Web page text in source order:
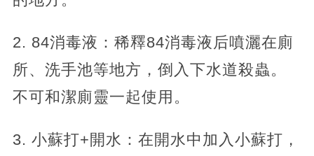
2. 84消毒液：稀釋84消毒液后噴灑在廁
所、洗手池等地方，倒入下水道殺蟲。
不可和潔廁靈一起使用。
3. 小蘇打+開水：在開水中加入小蘇打，